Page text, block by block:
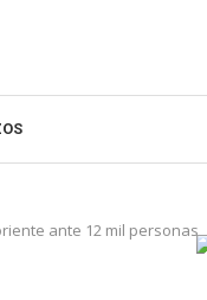
ante 12 mil personas